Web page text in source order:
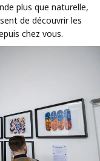
plus que naturelle,
de découvrir les
chez vous.